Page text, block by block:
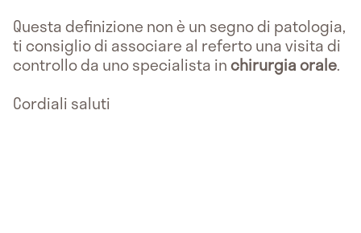
Questa definizione non è un segno di patologia,
ti consiglio di associare al referto una visita di
controllo da uno specialista inchirurgia orale.
Cordiali saluti